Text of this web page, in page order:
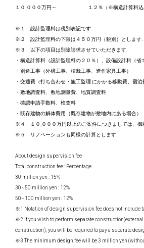
１０,０００万円～ １２％（※構造計算料込
※１ 設計監理料は税別表記です.
※２ 設計監理料の下限は４５０万円（税別）とします.
※３ 以下の項目は別途請求させていただきます.
・構造計算料（設計監理料の２０％）、設備設計料（省
・別途工事（外構工事、植栽工事、造作家具工事）
・交通費（打ち合わせ・施工監理 にかかる移動費、宿泊
・敷地調査料、敷地測量費、地質調査料
・確認申請手数料、検査料
・既存建物の解体費用（既存建物が敷地内にある場合）
※４ １０,０００万円以上のご案件につきましては、御
※５ リノベーションも同様の計算とします.
About design supervision fee
Total construction fee : Percentage
30 million yen : 15%
30~50 million yen : 12%
50~100 million yen : 12%
※1 Notation of design supervision fee does not include
※2 If you wish to perform separate
construction), you will be required to pay a separate
※3 The minimum design fee will be 3 million yen